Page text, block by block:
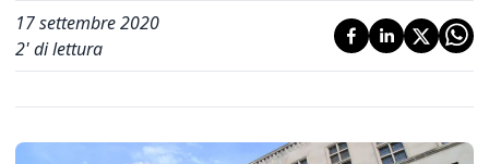
17 settembre 2020
2' di lettura